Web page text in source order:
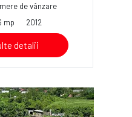
de vânzare
mp 2012
detalii